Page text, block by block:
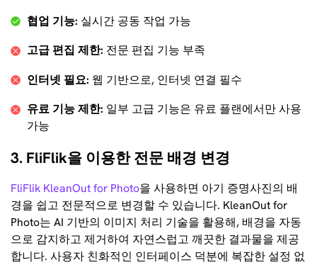
협업 기능: 실시간 공동 작업 가능
고급 편집 제한: 전문 편집 기능 부족
인터넷 필요: 웹 기반으로, 인터넷 연결 필수
유료 기능 제한: 일부 고급 기능은 유료 플랜에서만 사용
가능
3. FliFlik을 이용한 전문 배경 변경
FliFlik KleanOut for Photo을 사용하면 아기 증명사진의 배
경을 쉽고 전문적으로 변경할 수 있습니다. KleanOut for
Photo는 AI 기반의 이미지 처리 기술을 활용해, 배경을 자동
으로 감지하고 제거하여 자연스럽고 깨끗한 결과물을 제공
합니다. 사용자 친화적인 인터페이스 덕분에 복잡한 설정 없